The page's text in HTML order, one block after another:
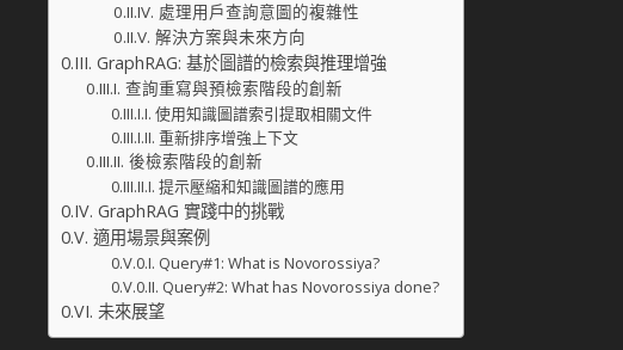
處理用戶查詢意圖的複雜性
解決方案與未來方向
GraphRAG: 基於圖譜的檢索與推理增強
查詢重寫與預檢索階段的創新
使用知識圖譜索引提取相關文件
重新排序增強上下文
後檢索階段的創新
提示壓縮和知識圖譜的應用
GraphRAG 實踐中的挑戰
適用場景與案例
Query#1: What is Novorossiya?
Query#2: What has Novorossiya done?
未來展望